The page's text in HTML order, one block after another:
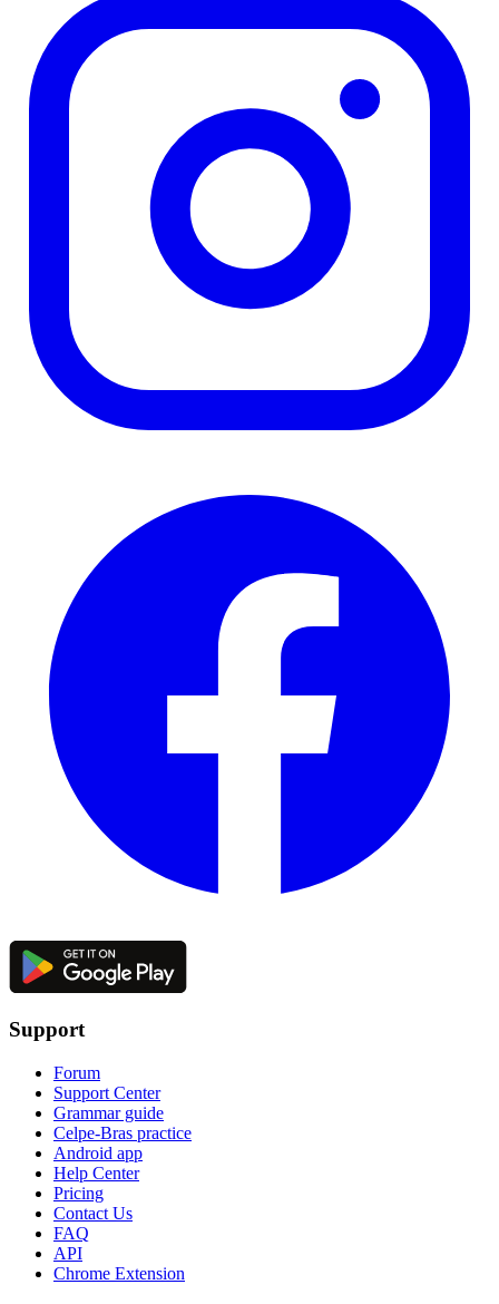
Support
Forum
Support Center
Grammar guide
Celpe-Bras practice
Android app
Help Center
Pricing
Contact Us
FAQ
API
Chrome Extension